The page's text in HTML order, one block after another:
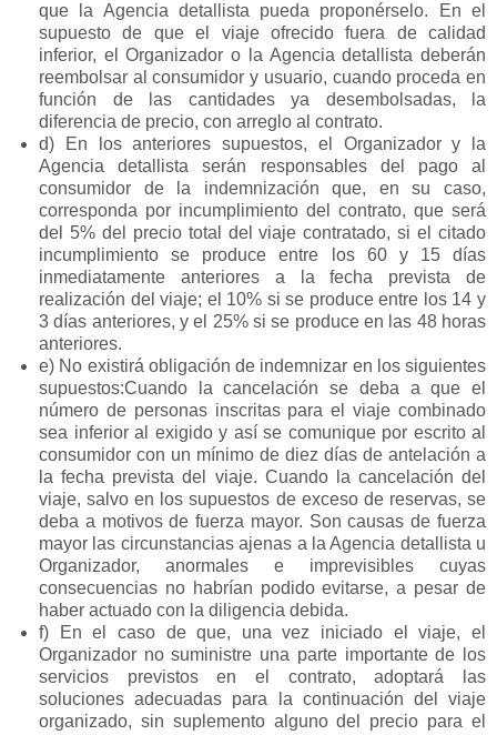
que la Agencia detallista pueda proponérselo. En el
supuesto de que el viaje ofrecido fuera de calidad
inferior, el Organizador o la Agencia detallista deberán
reembolsar al consumidor y usuario, cuando proceda en
función de las cantidades ya desembolsadas, la
diferencia de precio, con arreglo al contrato.
d) En los anteriores supuestos, el Organizador y la
Agencia detallista serán responsables del pago al
consumidor de la indemnización que, en su caso,
corresponda por incumplimiento del contrato, que será
del 5% del precio total del viaje contratado, si el citado
incumplimiento se produce entre los 60 y 15 días
inmediatamente anteriores a la fecha prevista de
realización del viaje; el 10% si se produce entre los 14 y
3 días anteriores, y el 25% si se produce en las 48 horas
anteriores.
e) No existirá obligación de indemnizar en los siguientes
supuestos:Cuando la cancelación se deba a que el
número de personas inscritas para el viaje combinado
sea inferior al exigido y así se comunique por escrito al
consumidor con un mínimo de diez días de antelación a
la fecha prevista del viaje. Cuando la cancelación del
viaje, salvo en los supuestos de exceso de reservas, se
deba a motivos de fuerza mayor. Son causas de fuerza
mayor las circunstancias ajenas a la Agencia detallista u
Organizador, anormales e imprevisibles cuyas
consecuencias no habrían podido evitarse, a pesar de
haber actuado con la diligencia debida.
f) En el caso de que, una vez iniciado el viaje, el
Organizador no suministre una parte importante de los
servicios previstos en el contrato, adoptará las
soluciones adecuadas para la continuación del viaje
organizado, sin suplemento alguno del precio para el